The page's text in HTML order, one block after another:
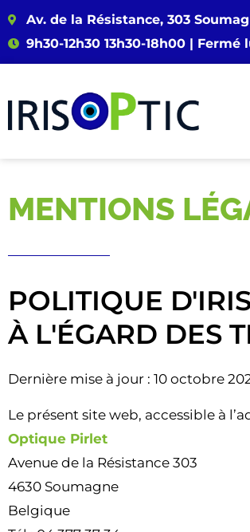
Av. de la Résistance, 303
9h30-12h30 13h30-18h00 |
MENTIONS
POLITIQUE
À L'ÉGARD DES
Dernière mise à jour : 10 octobre
Le présent site web, accessible à
Optique Pirlet
Avenue de la Résistance 303
4630 Soumagne
Belgique